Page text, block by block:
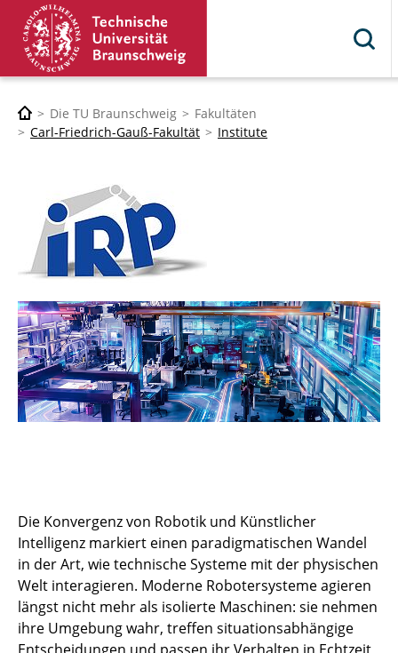
Die TU Braunschweig
Fakultäten
Carl-Friedrich-Gauß-Fakultät
Institute
Die Konvergenz von Robotik und Künstlicher
Intelligenz markiert einen paradigmatischen Wandel
in der Art, wie technische Systeme mit der physischen
Welt interagieren. Moderne Robotersysteme agieren
längst nicht mehr als isolierte Maschinen: sie nehmen
ihre Umgebung wahr, treffen situationsabhängige